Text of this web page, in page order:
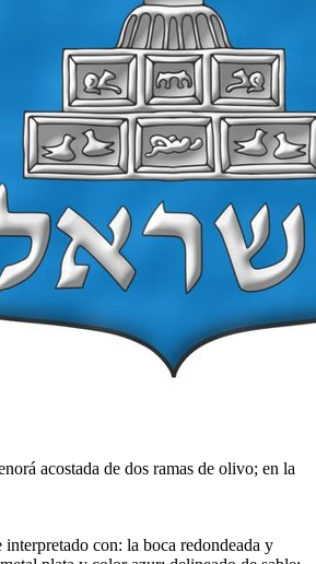
acostada de dos ramas de olivo; en la
interpretado con: la boca redondeada y